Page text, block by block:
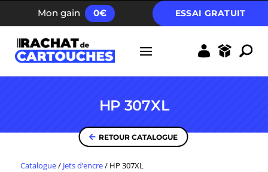
FRAIS D’ENVOI GRATUIT DÈS 40 EUROS
Mon gain 0€ ESSAI GRATUIT
HP 307XL
RETOUR CATALOGUE
Catalogue/ Jets d’encre/ HP 307XL